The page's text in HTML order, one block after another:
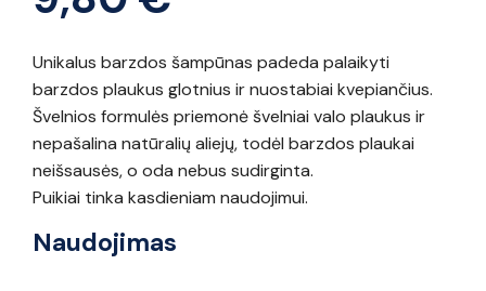
Unikalus barzdos šampūnas padeda palaikyti
barzdos plaukus glotnius ir nuostabiai kvepiančius.
Švelnios formulės priemonė švelniai valo plaukus ir
nepašalina natūralių aliejų, todėl barzdos plaukai
neišsausės, o oda nebus sudirginta.
Puikiai tinka kasdieniam naudojimui.
Naudojimas